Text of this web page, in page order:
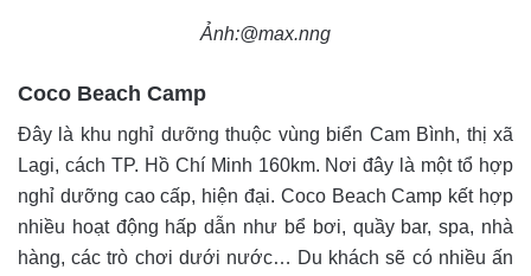
Ảnh:@max.nng
Coco Beach Camp
Đây là khu nghỉ dưỡng thuộc vùng biển Cam Bình, thị xã
Lagi, cách TP. Hồ Chí Minh 160km. Nơi đây là một tổ hợp
nghỉ dưỡng cao cấp, hiện đại. Coco Beach Camp kết hợp
nhiều hoạt động hấp dẫn như bể bơi, quầy bar, spa, nhà
hàng, các trò chơi dưới nước… Du khách sẽ có nhiều ấn